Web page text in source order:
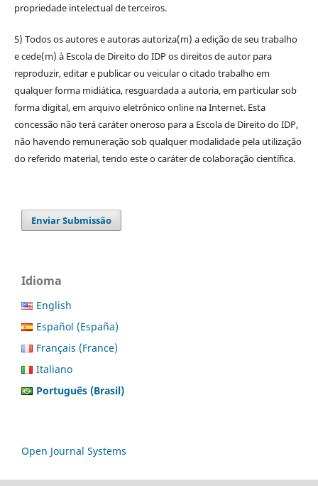
propriedade intelectual de terceiros.
5) Todos os autores e autoras autoriza(m) a edição de seu trabalho
e cede(m) à Escola de Direito do IDP os direitos de autor para
reproduzir, editar e publicar ou veicular o citado trabalho em
qualquer forma midiática, resguardada a autoria, em particular sob
forma digital, em arquivo eletrônico online na Internet. Esta
concessão não terá caráter oneroso para a Escola de Direito do IDP,
não havendo remuneração sob qualquer modalidade pela utilização
do referido material, tendo este o caráter de colaboração científica.
Enviar Submissão
Idioma
English
Español (España)
Français (France)
Italiano
Português (Brasil)
Open Journal Systems